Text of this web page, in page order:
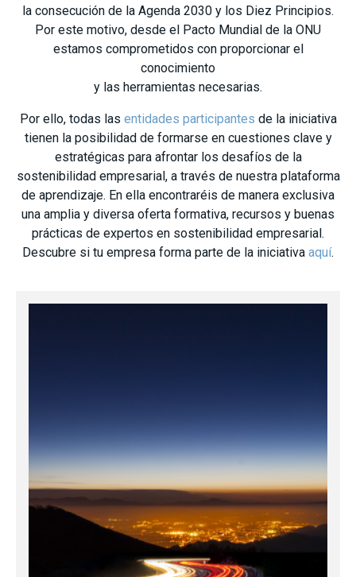
la consecución de la Agenda 2030 y los Diez Principios.
Por este motivo, desde el Pacto Mundial de la ONU
estamos comprometidos con proporcionar el
conocimiento
y las herramientas necesarias.
Por ello, todas las entidades participantes de la iniciativa
tienen la posibilidad de formarse en cuestiones clave y
estratégicas para afrontar los desafíos de la
sostenibilidad empresarial, a través de nuestra plataforma
de aprendizaje. En ella encontraréis de manera exclusiva
una amplia y diversa oferta formativa, recursos y buenas
prácticas de expertos en sostenibilidad empresarial.
Descubre si tu empresa forma parte de la iniciativa aquí.